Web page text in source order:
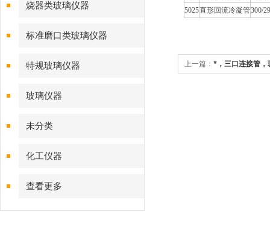
烧器类玻璃仪器
标准磨口类玻璃仪器
特规玻璃仪器
玻璃仪器
未分类
化工仪器
查看更多
5025直形回流冷凝管300/
上一篇： *，三口连接管，